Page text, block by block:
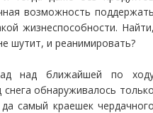
возможность
жизнеспособности.
шутит, и реанимировать?
над ближайшей по
обнаруживалось
самый краешек